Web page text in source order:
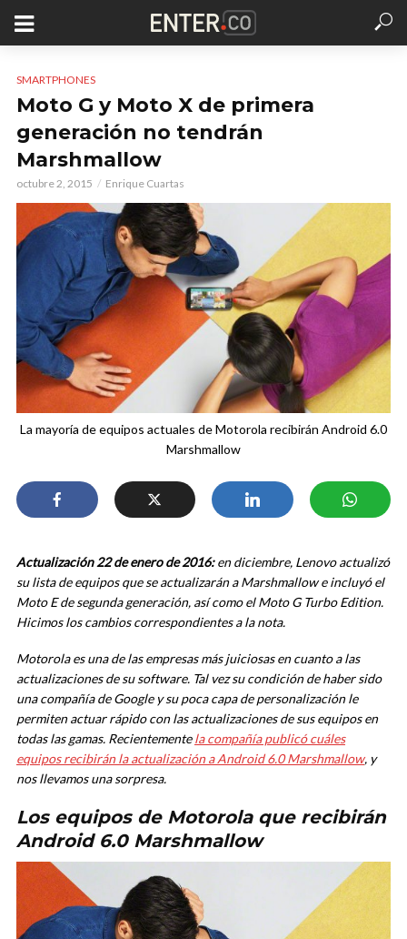
SMARTPHONES
Moto G y Moto X de primera
generación no tendrán
Marshmallow
octubre 2, 2015 Enrique Cuartas
La mayoría de equipos actuales de Motorola recibirán Android 6.0
Marshmallow
Actualización 22 de enero de 2016:en diciembre, Lenovo actualizó
su lista de equipos que se actualizarán a Marshmallow e incluyó el
Moto E de segunda generación, así como el Moto G Turbo Edition.
Hicimos los cambios correspondientes a la nota.
Motorola es una de las empresas más juiciosas en cuanto a las
actualizaciones de su software. Tal vez su condición de haber sido
una compañía de Google y su poca capa de personalización le
permiten actuar rápido con las actualizaciones de sus equipos en
todas las gamas. Recientementela compañía publicó cuáles
equipos recibirán la actualización a Android 6.0 Marshmallow, y
nos llevamos una sorpresa.
Los equipos de Motorola que recibirán
Android 6.0 Marshmallow